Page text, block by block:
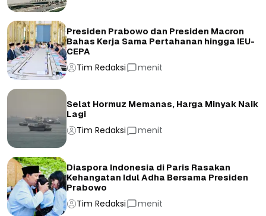
Presiden Prabowo dan Presiden Macron
Bahas Kerja Sama Pertahanan hingga IEU-
CEPA
Tim Redaksi menit
Selat Hormuz Memanas, Harga Minyak Naik
Lagi
Tim Redaksi menit
Diaspora Indonesia di Paris Rasakan
Kehangatan Idul Adha Bersama Presiden
Prabowo
Tim Redaksi menit